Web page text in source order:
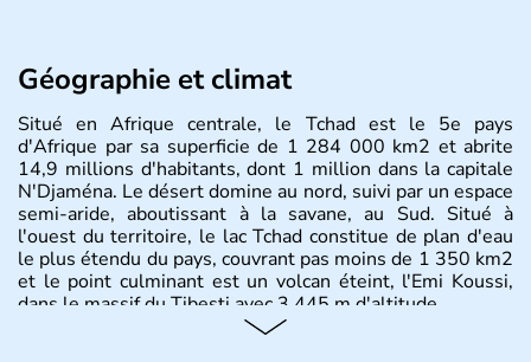
Géographie et climat
Situé en Afrique centrale, le Tchad est le 5e pays
d'Afrique par sa superficie de 1 284 000 km2 et abrite
14,9 millions d'habitants, dont 1 million dans la capitale
N'Djaména. Le désert domine au nord, suivi par un espace
semi-aride, aboutissant à la savane, au Sud. Situé à
l'ouest du territoire, le lac Tchad constitue de plan d'eau
le plus étendu du pays, couvrant pas moins de 1 350 km2
et le point culminant est un volcan éteint, l'Emi Koussi,
dans le massif du Tibesti avec 3 445 m d'altitude.